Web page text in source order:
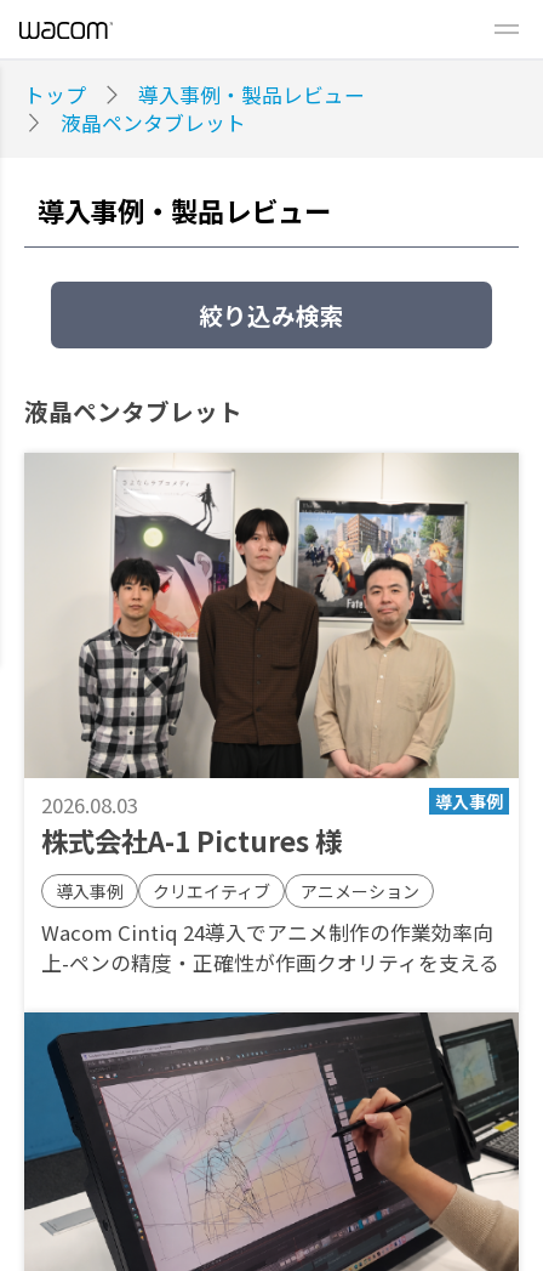
トップ
導入事例・製品レビュー
液晶ペンタブレット
導入事例・製品レビュー
絞り込み検索
液晶ペンタブレット
2026.08.03
株式会社A-1 Pictures 様
導入事例 クリエイティブ アニメーション
Wacom Cintiq 24導入でアニメ制作の作業効率向
上-ペンの精度・正確性が作画クオリティを支える